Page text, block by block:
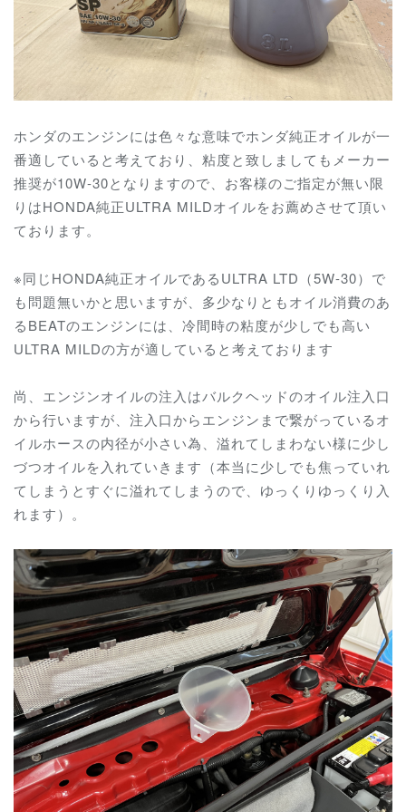
ホンダのエンジンには色々な意味でホンダ純正オイルが一
番適していると考えており、粘度と致しましてもメーカー
推奨が10W-30となりますので、お客様のご指定が無い限
りはHONDA純正ULTRA MILDオイルをお薦めさせて頂い
ております。
※同じHONDA純正オイルであるULTRA LTD（5W-30）で
も問題無いかと思いますが、多少なりともオイル消費のあ
るBEATのエンジンには、冷間時の粘度が少しでも高い
ULTRA MILDの方が適していると考えております
尚、エンジンオイルの注入はバルクヘッドのオイル注入口
から行いますが、注入口からエンジンまで繋がっているオ
イルホースの内径が小さい為、溢れてしまわない様に少し
づつオイルを入れていきます（本当に少しでも焦っていれ
てしまうとすぐに溢れてしまうので、ゆっくりゆっくり入
れます）。